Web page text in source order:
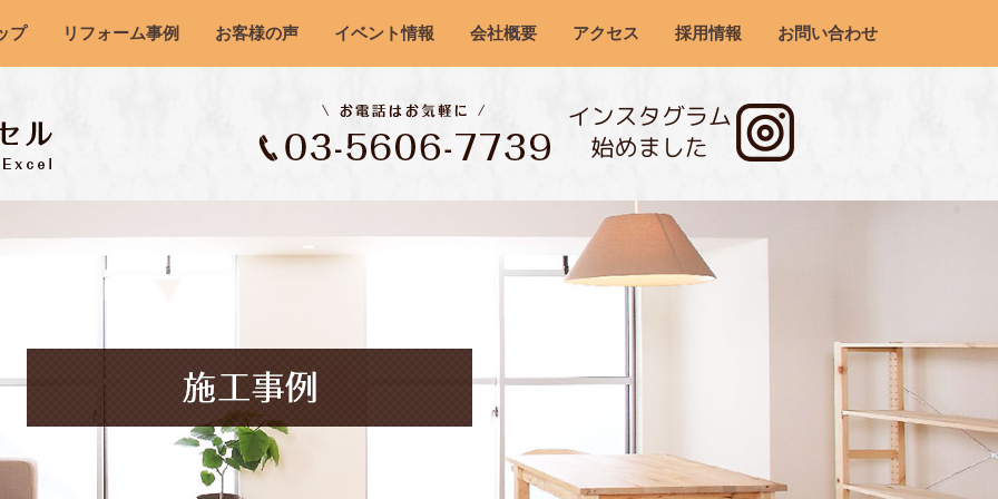
プ リフォーム事例 お客様の声 イベント情報 会社概要 アクセス 採用情報 お問い合わせ